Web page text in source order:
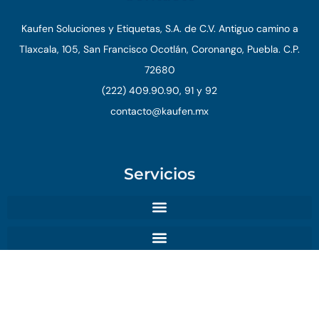
Kaufen Soluciones y Etiquetas, S.A. de C.V. Antiguo camino a
Tlaxcala, 105, San Francisco Ocotlán, Coronango, Puebla. C.P.
72680
(222) 409.90.90, 91 y 92
contacto@kaufen.mx
Servicios